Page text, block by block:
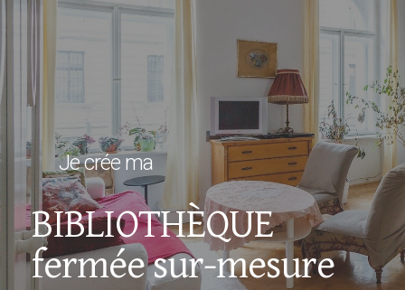
Je crée ma
BIBLIOTHÈQUE
fermée sur-mesure